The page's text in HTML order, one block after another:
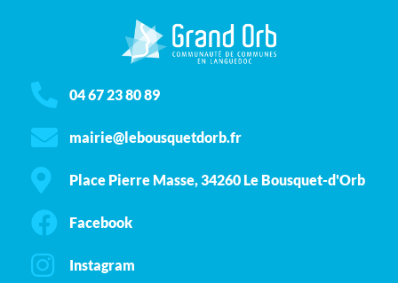
04 67 23 80 89
mairie@lebousquetdorb.fr
Place Pierre Masse, 34260 Le Bousquet-d'Orb
Facebook
Instagram